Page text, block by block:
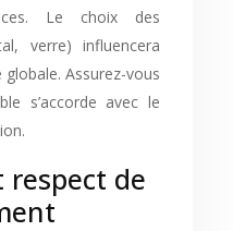
Le choix des
verre) influencera
globale. Assurez-vous
s’accorde avec le
de